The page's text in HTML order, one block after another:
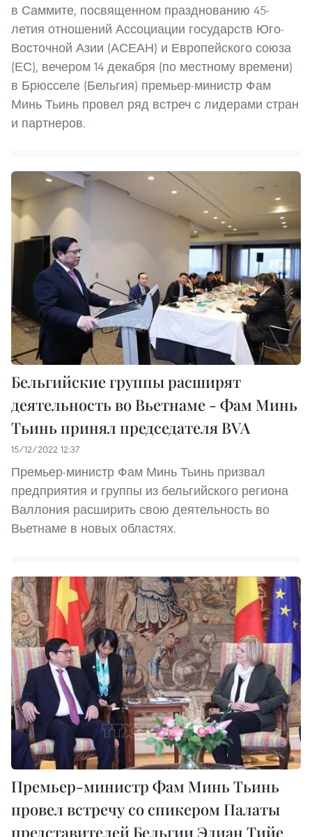
в Саммите, посвященном празднованию 45-
летия отношений Ассоциации государств Юго-
Восточной Азии (АСЕАН) и Европейского союза
(ЕС), вечером 14 декабря (по местному времени)
в Брюсселе (Бельгия) премьер-министр Фам
Минь Тьинь провел ряд встреч с лидерами стран
и партнеров.
Бельгийские группы расширят
деятельность во Вьетнаме - Фам Минь
Тьинь принял председателя BVA
15/12/2022 12:37
Премьер-министр Фам Минь Тьинь призвал
предприятия и группы из бельгийского региона
Валлония расширить свою деятельность во
Вьетнаме в новых областях.
Премьер-министр Фам Минь Тьинь
провел встречу со спикером Палаты
представителей Бельгии Элиан Тийе